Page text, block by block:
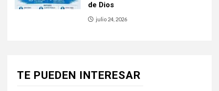
de Dios
julio 24, 2026
TE PUEDEN INTERESAR